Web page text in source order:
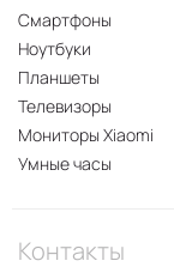
Смартфоны
Ноутбуки
Планшеты
Телевизоры
Мониторы Xiaomi
Умные часы
Контакты